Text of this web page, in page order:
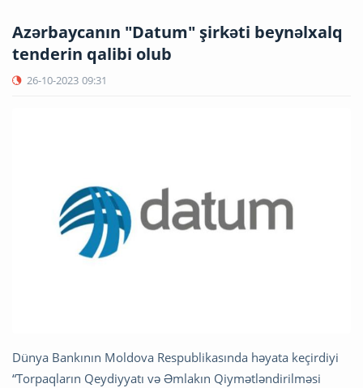
Azərbaycanın "Datum" şirkəti beynəlxalq
tenderin qalibi olub
26-10-2023 09:31
Dünya Bankının Moldova Respublikasında həyata keçirdiyi
“Torpaqların Qeydiyyatı və Əmlakın Qiymətləndirilməsi